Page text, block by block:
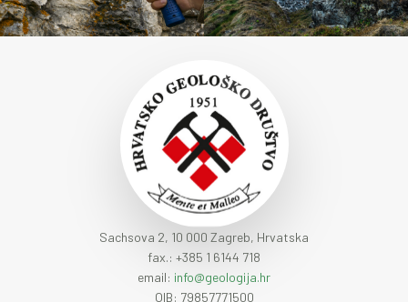
Sachsova 2, 10 000 Zagreb, Hrvatska
fax.: +385 1 6144 718
email: info@geologija.hr
OIB: 79857771500